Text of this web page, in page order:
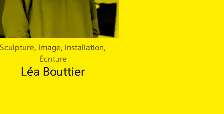
Sculpture, Image, Installation,
Écriture
Léa Bouttier